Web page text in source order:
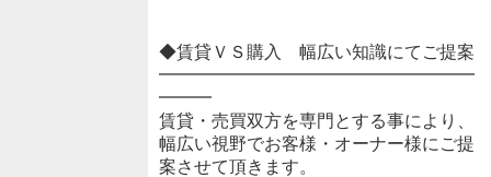
◆賃貸ＶＳ購入 幅広い知識にてご提案
━━━━━━━━━━━━━━━━━━
━━━
賃貸・売買双方を専門とする事により、
幅広い視野でお客様・オーナー様にご提
案させて頂きます。